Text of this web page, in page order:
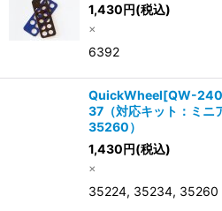
1,430円(税込)
×
6392
QuickWheel[QW-
37（対応キット：ミ
35260）
1,430円(税込)
×
35224, 35234, 35260